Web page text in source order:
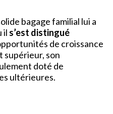
bagage familial lui a
il s’est distingué
de croissance
supérieur, son
doté de
ultérieures.